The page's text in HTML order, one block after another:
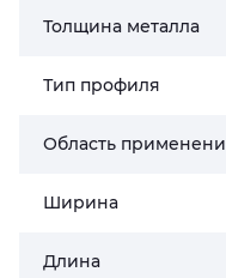
Толщина металла
Тип профиля
Область
Ширина
Длина